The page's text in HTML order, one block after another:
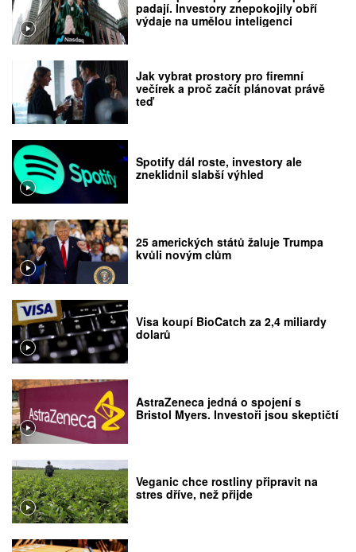
padají. Investory znepokojily obří
výdaje na umělou inteligenci
Jak vybrat prostory pro firemní
večírek a proč začít plánovat právě
teď
Spotify dál roste, investory ale
zneklidnil slabší výhled
25 amerických států žaluje Trumpa
kvůli novým clům
Visa koupí BioCatch za 2,4 miliardy
dolarů
AstraZeneca jedná o spojení s
Bristol Myers. Investoři jsou skeptičtí
Veganic chce rostliny připravit na
stres dříve, než přijde